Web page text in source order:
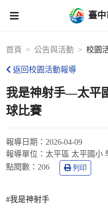
臺
首頁 公告與活動 校園
返回校園活動報導
我是神射手—太平
球比賽
報導日期： 2026-04-09
報導單位： 太平區 太平國小
點閱數： 206 列印
#我是神射手